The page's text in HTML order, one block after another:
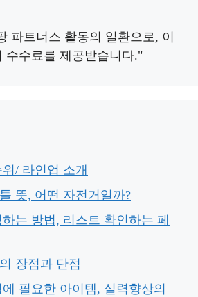
파트너스 활동의 일환으로, 이
수수료를 제공받습니다."
/ 라인업 소개
뜻, 어떤 자전거일까?
는 방법, 리스트 확인하는 페
장점과 단점
필요한 아이템, 실력향상의